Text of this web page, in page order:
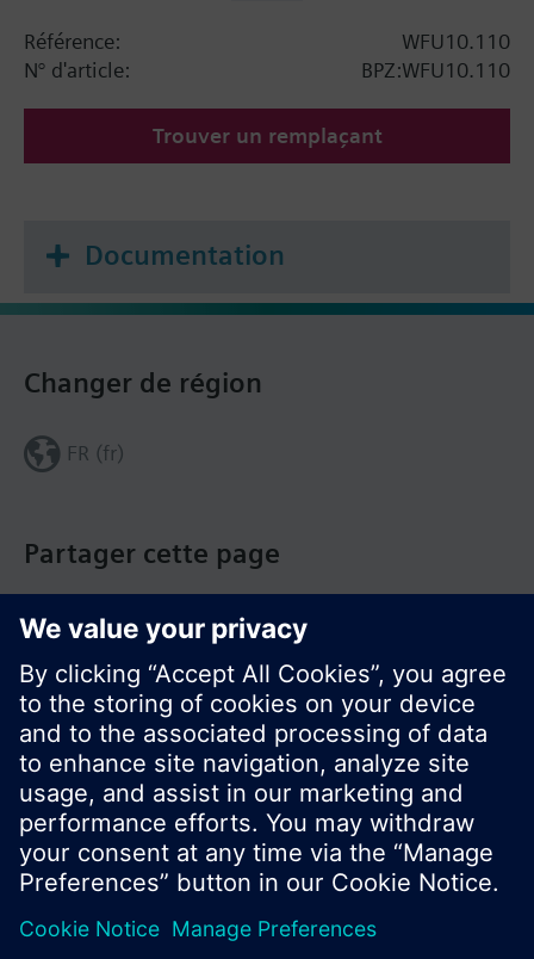
Référence:
WFU10.110
N° d'article:
BPZ:WFU10.110
Trouver un remplaçant
Documentation
Partager cette page
Changer de région
FR (fr)
© Siemens Switzerland Ltd. Building Technologies
Group - 2016
Le portefeuille des produits peut varier en